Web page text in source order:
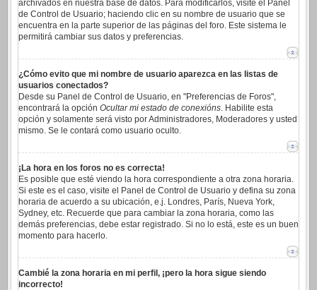
archivados en nuestra base de datos. Para modificarlos, visite el Panel
de Control de Usuario; haciendo clic en su nombre de usuario que se
encuentra en la parte superior de las páginas del foro. Este sistema le
permitirá cambiar sus datos y preferencias.
¿Cómo evito que mi nombre de usuario aparezca en las listas de
usuarios conectados?
Desde su Panel de Control de Usuario, en "Preferencias de Foros",
encontrará la opción Ocultar mi estado de conexións. Habilite esta
opción y solamente será visto por Administradores, Moderadores y usted
mismo. Se le contará como usuario oculto.
¡La hora en los foros no es correcta!
Es posible que esté viendo la hora correspondiente a otra zona horaria.
Si este es el caso, visite el Panel de Control de Usuario y defina su zona
horaria de acuerdo a su ubicación, e.j. Londres, París, Nueva York,
Sydney, etc. Recuerde que para cambiar la zona horaria, como las
demás preferencias, debe estar registrado. Si no lo está, este es un buen
momento para hacerlo.
Cambié la zona horaria en mi perfil, ¡pero la hora sigue siendo
incorrecto!